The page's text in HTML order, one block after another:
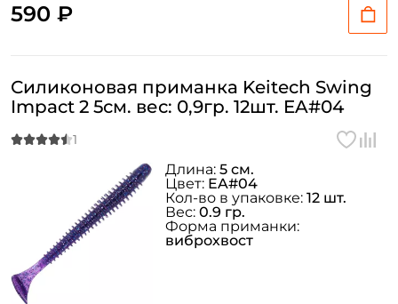
590 ₽
Силиконовая приманка Keitech Swing
Impact 2 5см. вес: 0,9гр. 12шт. EA#04
Длина: 5 см.
Цвет: EA#04
Кол-во в упаковке: 12 шт.
Вес: 0.9 гр.
Форма приманки:
виброхвост